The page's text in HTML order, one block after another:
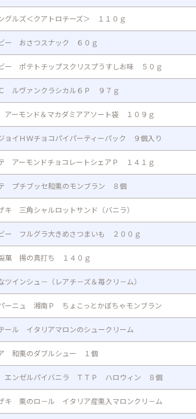
グルズ＜クアトロチーズ＞ １１０ｇ
ー おさつスナック ６０ｇ
ー ポテトチップスクリスプうすしお味 ５０ｇ
ルヴァンクラシカル６Ｐ ９７ｇ
ーモンド＆マカダミアアソート袋 １０９ｇ
ョイＨＷチョコパイパーティーパック ９個入り
アーモンドチョコレートシェアＰ １４１ｇ
プチブッセ和栗のモンブラン ８個
キ 三角シャルロットサンド（バニラ）
ー フルグラ大きめさつまいも ２００ｇ
菓 揚の真打ち １４０ｇ
ツインシュ－（レアチ－ズ＆苺クリ－ム）
ーニュ 湘南Ｐ ちょこっとかぼちゃモンブラン
ール イタリアマロンのシュークリーム
和栗のダブルシュー １個
エンゼルパイバニラ ＴＴＰ ハロウィン ８個
キ 栗のロ－ル イタリア産栗入マロンクリ－ム